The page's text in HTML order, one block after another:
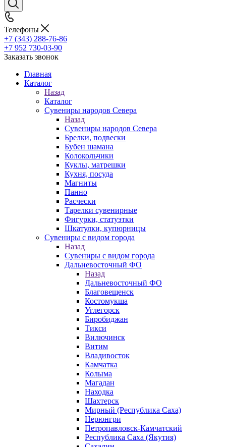
Телефоны
+7 (343) 288-76-86
+7 952 730-03-90
Заказать звонок
Главная
Каталог
Назад
Каталог
Сувениры народов Севера
Назад
Сувениры народов Севера
Брелки, подвески
Бубен шамана
Колокольчики
Куклы, матрешки
Кухня, посуда
Магниты
Панно
Расчески
Тарелки сувенирные
Фигурки, статуэтки
Шкатулки, купюрницы
Сувениры с видом города
Назад
Сувениры с видом города
Дальневосточный ФО
Назад
Дальневосточный ФО
Благовещенск
Костомукша
Углегорск
Биробиджан
Тикси
Вилючинск
Витим
Владивосток
Камчатка
Колыма
Магадан
Находка
Шахтерск
Мирный (Республика Саха)
Нерюнгри
Петропавловск-Камчатский
Республика Саха (Якутия)